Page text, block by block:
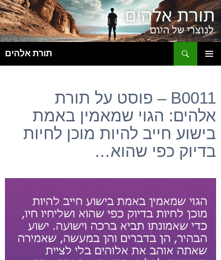
תורת אלהים
B0011 – פוסט על תורת
אלהים: הגוי שמאמין באמת
בישוע חייב להיות מוכן לחיות
בדיוק כפי שהוא…